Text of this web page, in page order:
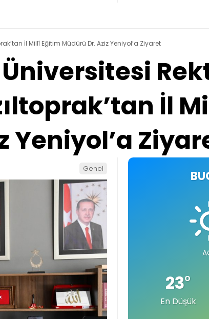
İl Millî Eğitim Müdürü Dr. Aziz Yeniyol’a Ziyaret
İl
Yeniyol’a
Genel
23°
En Düşük